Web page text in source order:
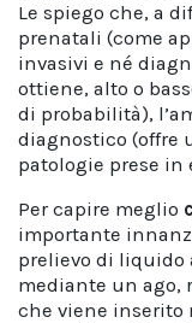
Le spiego che, a
prenatali (come
invasivi e né
ottiene, alto o
di probabilità),
diagnostico (offre
patologie prese in
Per capire meglio
importante
prelievo di liquido
mediante un ago,
che viene inserito